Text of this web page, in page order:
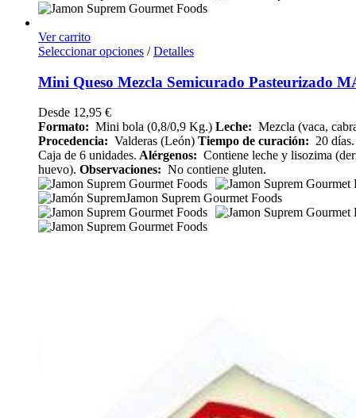
Ver carrito
Seleccionar opciones / Detalles
Mini Queso Mezcla Semicurado Pasteurizado
Desde 12,95 €
Formato: Mini bola (0,8/0,9 Kg.) Leche: Mezcla (vaca,
Procedencia: Valderas (León) Tiempo de curación: 20 días.
Caja de 6 unidades. Alérgenos: Contiene leche y lisozima
huevo). Observaciones: No contiene gluten.